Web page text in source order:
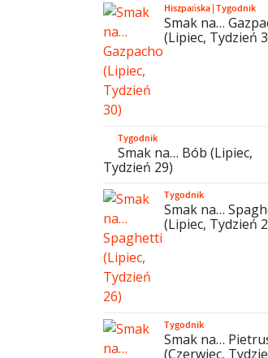
Hiszpańska|Tygodnik
Smak na…
(Lipiec, Tydzień
Tygodnik
Smak na… Bób (Lipiec,
Tydzień 29)
Tygodnik
Smak na…
(Lipiec, Tydzień
Tygodnik
Smak na…
(Czerwiec,